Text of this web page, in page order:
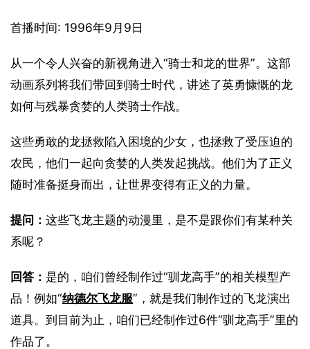
首播时间: 1996年9月9日
从一个令人兴奋的新视角进入“骑士和龙的世界”。这部
动画系列将我们带回到骑士时代，讲述了英勇慷慨的龙
如何与残暴贪婪的人类骑士作战。
这些勇敢的龙拯救陷入困境的少女，也拯救了受压迫的
农民，他们一起向贪婪的人类发起挑战。他们为了正义
随时准备挺身而出，让世界变得有正义的力量。
提问： 这些飞龙主题的动漫里，是不是跟你们有某种关
系呢？
回答： 是的，咱们曾经制作过“驯龙高手”的相关模型产
品！例如“纳德尔飞龙服”，就是我们制作过的飞龙演出
道具。到目前为止，咱们已经制作过6件“驯龙高手”里的
作品了。